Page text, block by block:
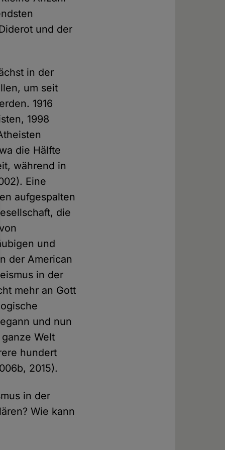
und der
in der
um seit
1916
1998
die Hälfte
während in
Eine
aufgespalten
die
und
der American
in der
mehr an Gott
und nun
Welt
hundert
2015).
in der
Wie kann